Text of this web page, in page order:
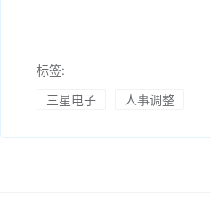
标签:
三星电子
人事调整